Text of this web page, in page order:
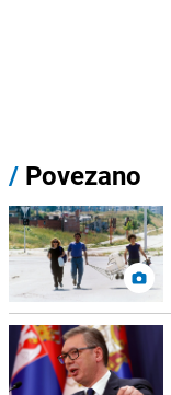
/ Povezano